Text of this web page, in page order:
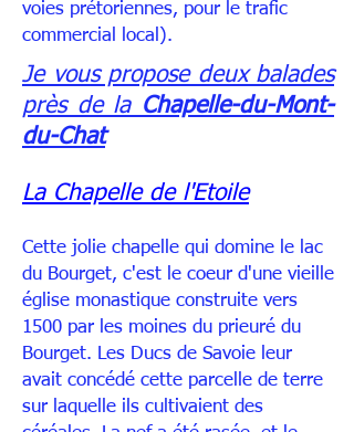
voies prétoriennes, pour le trafic
commercial local).
Je vous propose deux balades
près de la Chapelle-du-Mont-
du-Chat
La Chapelle de l'Etoile
Cette jolie chapelle qui domine le lac
du Bourget, c'est le coeur d'une vieille
église monastique construite vers
1500 par les moines du prieuré du
Bourget. Les Ducs de Savoie leur
avait concédé cette parcelle de terre
sur laquelle ils cultivaient des